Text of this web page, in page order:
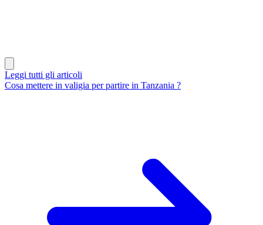
Leggi tutti gli articoli
Cosa mettere in valigia per partire in Tanzania ?